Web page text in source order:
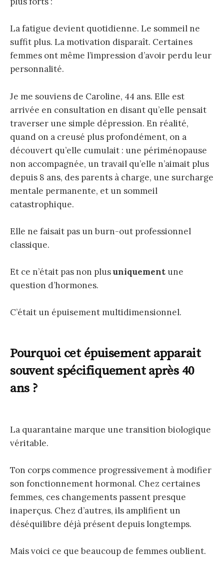
La fatigue devient quotidienne. Le sommeil ne
suffit plus. La motivation disparaît. Certaines
femmes ont même l’impression d’avoir perdu leur
personnalité.
Je me souviens de Caroline, 44 ans. Elle est
arrivée en consultation en disant qu’elle pensait
traverser une simple dépression. En réalité,
quand on a creusé plus profondément, on a
découvert qu’elle cumulait : une périménopause
non accompagnée, un travail qu’elle n’aimait plus
depuis 8 ans, des parents à charge, une surcharge
mentale permanente, et un sommeil
catastrophique.
Elle ne faisait pas un burn-out professionnel
classique.
Et ce n’était pas non plusuniquement une
question d’hormones.
C’était un épuisement multidimensionnel.
Pourquoi cet épuisement apparait
souvent spécifiquement après 40
ans ?
La quarantaine marque une transition biologique
véritable.
Ton corps commence progressivement à modifier
son fonctionnement hormonal. Chez certaines
femmes, ces changements passent presque
inaperçus. Chez d’autres, ils amplifient un
déséquilibre déjà présent depuis longtemps.
Mais voici ce que beaucoup de femmes oublient.